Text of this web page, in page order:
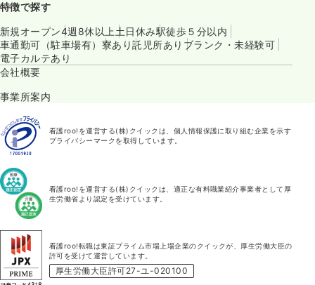
特徴で探す
新規オープン4週8休以上 土日休み駅徒歩５分以内
車通勤可（駐車場有） 寮あり託児所あり ブランク・未経験可
電子カルテあり
会社概要
事業所案内
看護roo!を運営する(株)クイックは、個人情報保護に取り組む企業を示す
プライバシーマークを取得しています。
看護roo!を運営する(株)クイックは、適正な有料職業紹介事業者として厚
生労働省より認定を受けています。
看護roo!転職は東証プライム市場上場企業のクイックが、厚生労働大臣の
許可を受けて運営しています。
厚生労働大臣許可27-ユ-020100